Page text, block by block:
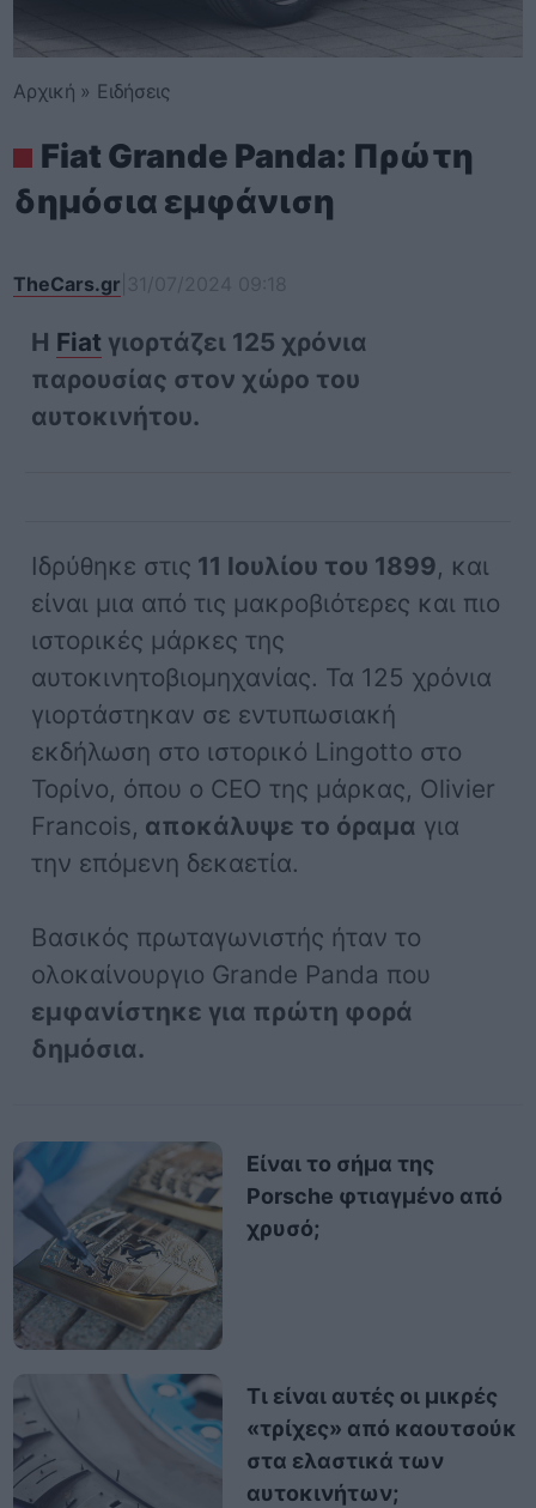
Αρχική » Ειδήσεις
Fiat Grande Panda: Πρώτη
δημόσια εμφάνιση
TheCars.gr
Η Fiat γιορτάζει 125 χρόνια
παρουσίας στον χώρο του
αυτοκινήτου.
Ιδρύθηκε στις 11 Ιουλίου του 1899, και
είναι μια από τις μακροβιότερες και πιο
ιστορικές μάρκες της
αυτοκινητοβιομηχανίας. Τα 125 χρόνια
γιορτάστηκαν σε εντυπωσιακή
εκδήλωση στο ιστορικό Lingotto στο
Τορίνο, όπου ο CEO της μάρκας, Olivier
Francois, αποκάλυψε το όραμα για
την επόμενη δεκαετία.
Βασικός πρωταγωνιστής ήταν το
ολοκαίνουργιο Grande Panda που
εμφανίστηκε για πρώτη φορά
δημόσια.
Είναι το σήμα της
Porsche φτιαγμένο από
χρυσό;
Τι είναι αυτές οι μικρές
«τρίχες» από καουτσούκ
στα ελαστικά των
αυτοκινήτων;